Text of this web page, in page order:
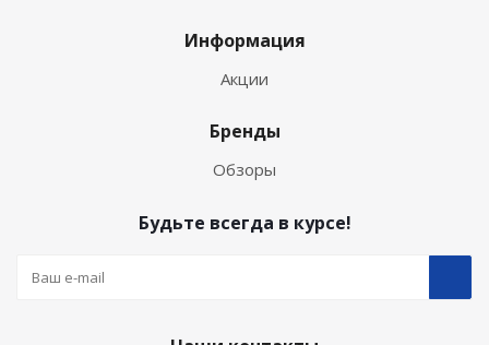
Информация
Акции
Бренды
Обзоры
Будьте всегда в курсе!